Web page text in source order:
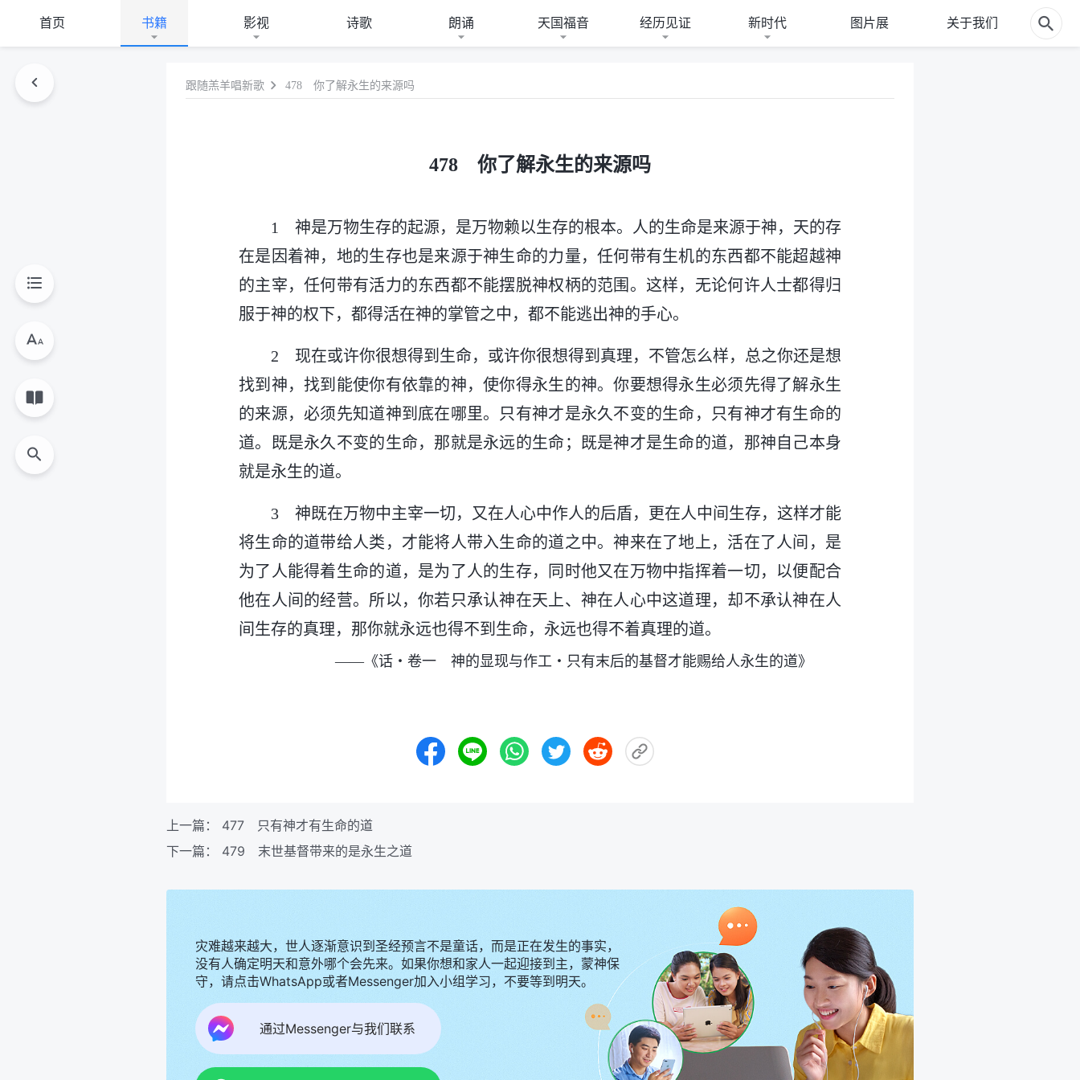
首页 书籍 影视 诗歌 朗诵 天国福音 经历见证 新时代 图片展 关于我们
跟随羔羊唱新歌 478 你了解永生的来源吗
478 你了解永生的来源吗
1 神是万物生存的起源，是万物赖以生存的根本。人的生命是来源于神，天的存
在是因着神，地的生存也是来源于神生命的力量，任何带有生机的东西都不能超越神
的主宰，任何带有活力的东西都不能摆脱神权柄的范围。这样，无论何许人士都得归
服于神的权下，都得活在神的掌管之中，都不能逃出神的手心。
2 现在或许你很想得到生命，或许你很想得到真理，不管怎么样，总之你还是想
找到神，找到能使你有依靠的神，使你得永生的神。你要想得永生必须先得了解永生
的来源，必须先知道神到底在哪里。只有神才是永久不变的生命，只有神才有生命的
道。既是永久不变的生命，那就是永远的生命；既是神才是生命的道，那神自己本身
就是永生的道。
3 神既在万物中主宰一切，又在人心中作人的后盾，更在人中间生存，这样才能
将生命的道带给人类，才能将人带入生命的道之中。神来在了地上，活在了人间，是
为了人能得着生命的道，是为了人的生存，同时他又在万物中指挥着一切，以便配合
他在人间的经营。所以，你若只承认神在天上、神在人心中这道理，却不承认神在人
间生存的真理，那你就永远也得不到生命，永远也得不着真理的道。
——《话・卷一 神的显现与作工・只有末后的基督才能赐给人永生的道》
上一篇： 477 只有神才有生命的道
下一篇： 479 末世基督带来的是永生之道
灾难越来越大，世人逐渐意识到圣经预言不是童话，而是正在发生的事实，
没有人确定明天和意外哪个会先来。如果你想和家人一起迎接到主，蒙神保
守，请点击WhatsApp或者Messenger加入小组学习，不要等到明天。
通过Messenger与我们联系